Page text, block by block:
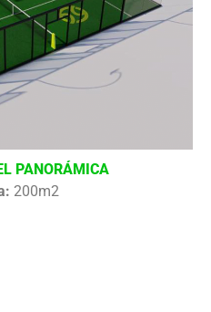
PANORÁMICA
200m2